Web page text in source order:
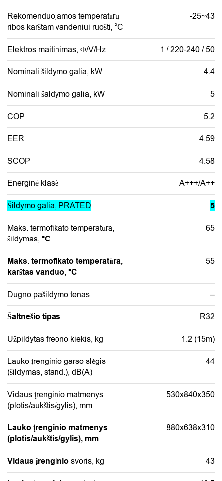
Rekomenduojamos temperatūrų
ribos karštam vandeniui ruošti, °C
-25~43
Elektros maitinimas, Φ/V/Hz 1 / 220-240 / 50
Nominali šildymo galia, kW 4.4
Nominali šaldymo galia, kW 5
COP 5.2
EER 4.59
SCOP 4.58
Energinė klasė A+++/A++
Šildymo galia, PRATED 5
Maks. termofikato temperatūra,
šildymas, °C
65
Maks. termofikato temperatūra,
karštas vanduo, °C
55
Dugno pašildymo tenas –
Šaltnešio tipas R32
Užpildytas freono kiekis, kg 1.2 (15m)
Lauko įrenginio garso slėgis
(šildymas, stand.), dB(A)
44
Vidaus įrenginio matmenys
(plotis/aukštis/gylis), mm
530x840x350
Lauko įrenginio matmenys
(plotis/aukštis/gylis), mm
880x638x310
Vidaus įrenginiosvoris, kg 43